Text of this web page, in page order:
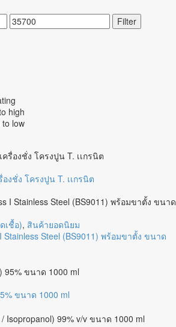
Max
price
Filter
high
low
งชั่ง โครงปูน T. เเกรนิต
เชื้อ), สินค้ายอดนิยม
Stainless Steel (BS9011) พร้อมขาตั้ง ขนาด
ขนาด 1000 ml